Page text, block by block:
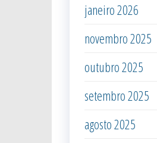
janeiro 2026
novembro 2025
outubro 2025
setembro 2025
agosto 2025